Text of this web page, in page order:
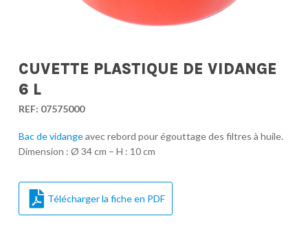
CUVETTE PLASTIQUE DE VIDANGE
6 L
REF: 07575000
Bac de vidangeavec rebord pour égouttage des filtres à huile.
Dimension : Ø 34 cm – H : 10 cm
Télécharger la fiche en PDF